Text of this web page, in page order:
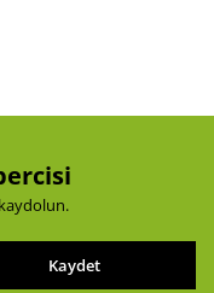
Kaydet